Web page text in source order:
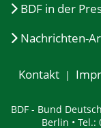
BDF in der
Nachrichten-
Kontakt
BDF - Bund
Berlin • Tel.: